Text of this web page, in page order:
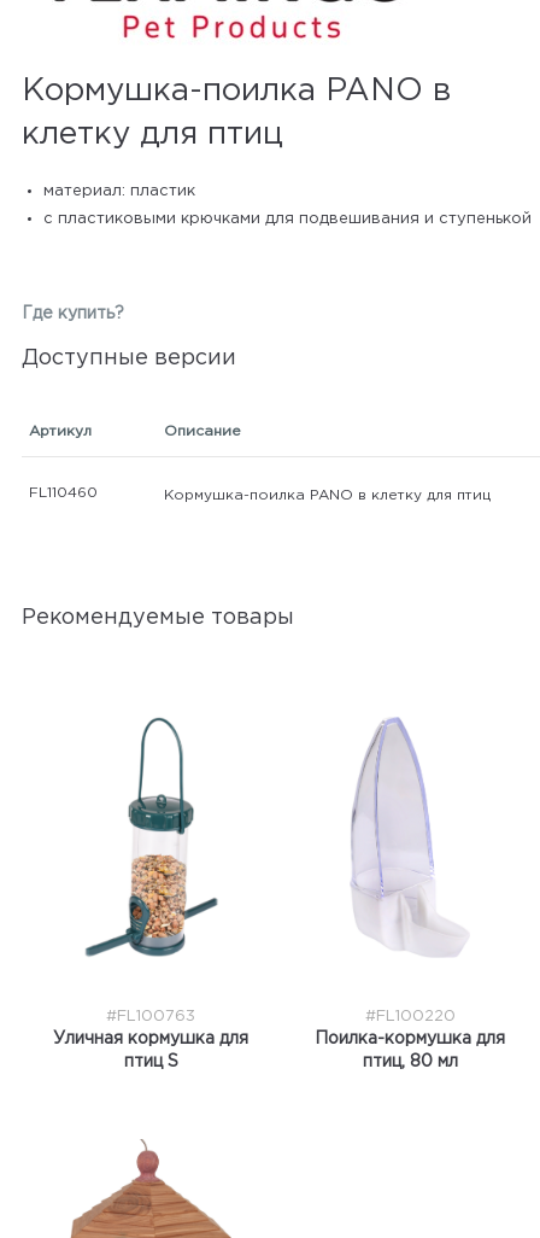
Кормушка-поилка PANO в
клетку для птиц
материал: пластик
с пластиковыми крючками для подвешивания и ступенькой
Где купить?
Доступные версии
Артикул Описание
FL110460 Кормушка-поилка PANO в клетку для птиц
Рекомендуемые товары
#FL100763
Уличная кормушка для
птиц S
#FL100220
Поилка-кормушка для
птиц, 80 мл